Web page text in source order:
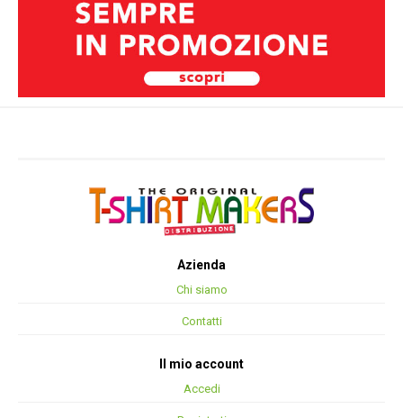
Azienda
Chi siamo
Contatti
Il mio account
Accedi